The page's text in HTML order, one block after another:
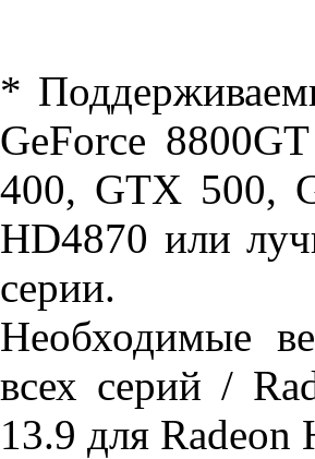
*
GeForce
400, GTX 500,
HD4870 или
серии.
Необходимые
всех серий /
13.9 для